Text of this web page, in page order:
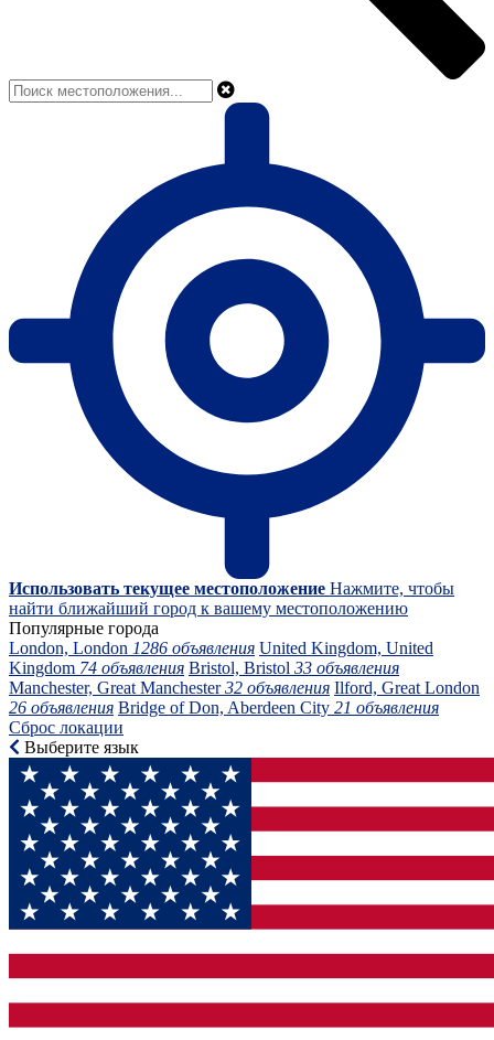
Использовать текущее местоположение Нажмите, чтобы
найти ближайший город к вашему местоположению
Популярные города
London, London 1286 объявления United Kingdom, United
Kingdom 74 объявления Bristol, Bristol 33 объявления
Manchester, Great Manchester32 объявления Ilford, Great London
26 объявления Bridge of Don, Aberdeen City 21 объявления
Сброс локации
Выберите язык